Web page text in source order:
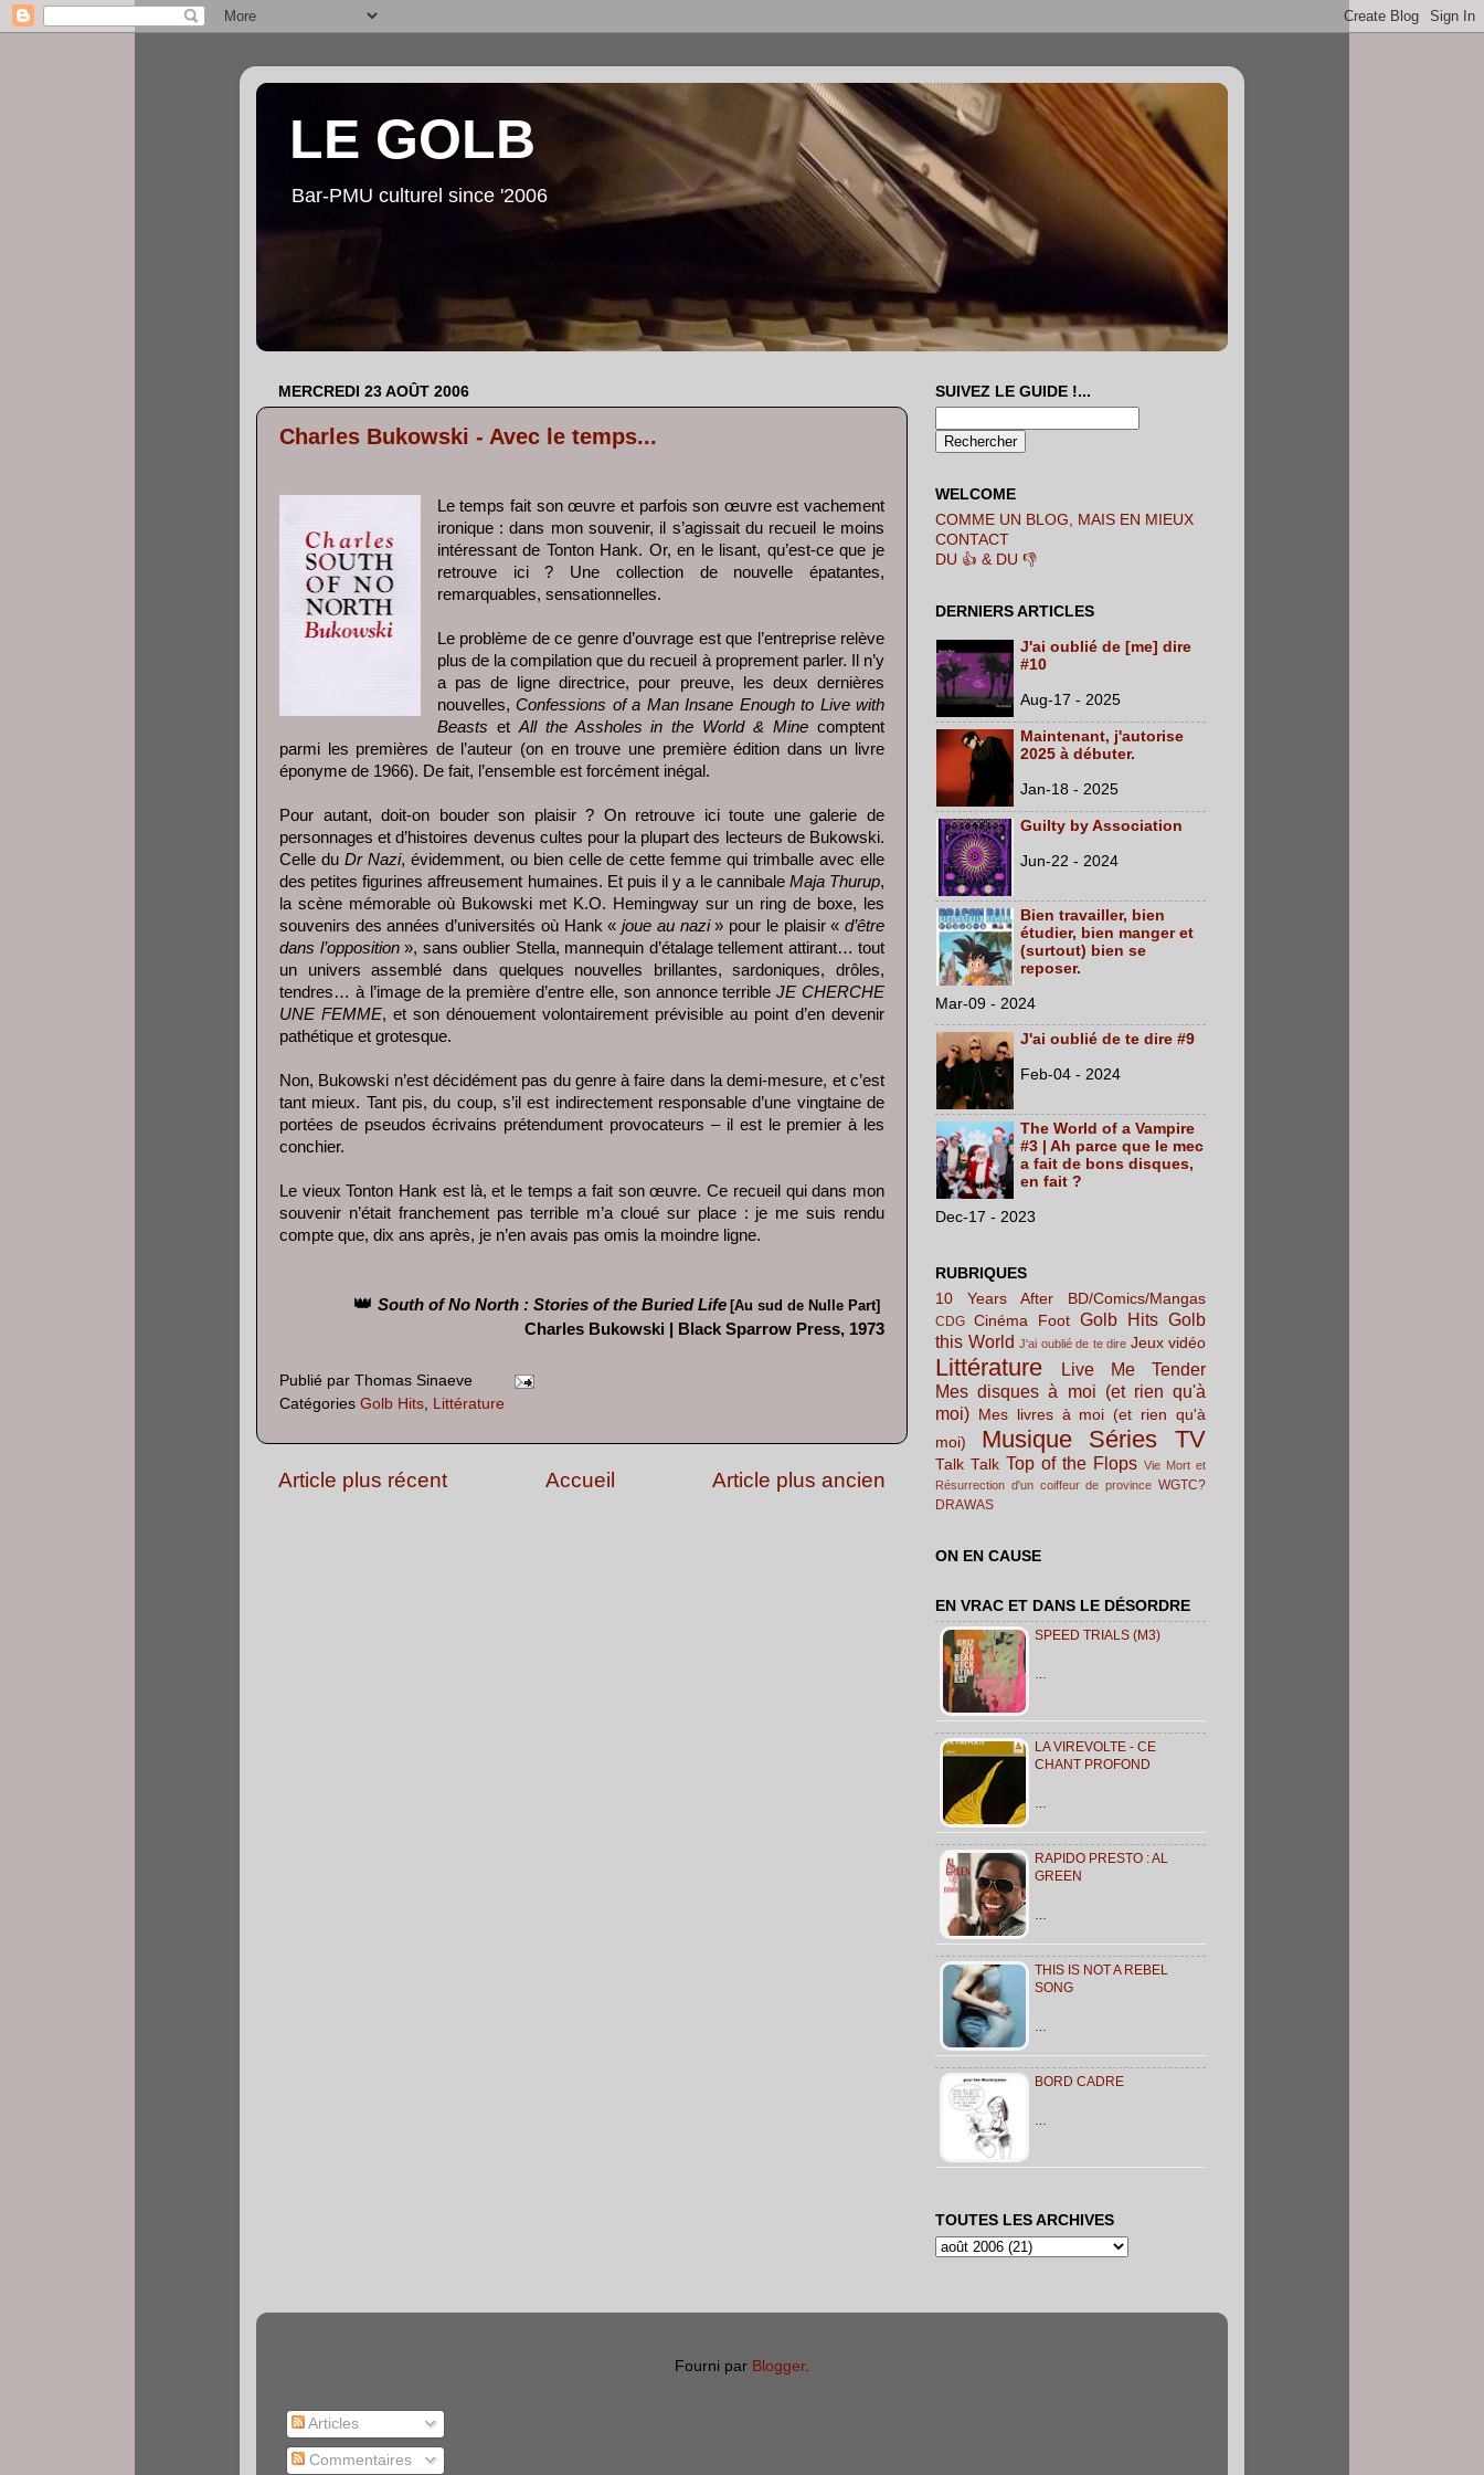
LE GOLB
Bar-PMU culturel since '2006
MERCREDI 23 AOÛT 2006
Charles Bukowski - Avec le temps...
Le temps fait son œuvre et parfois son œuvre est vachement
ironique : dans mon souvenir, il s’agissait du recueil le moins
intéressant de Tonton Hank. Or, en le lisant, qu’est-ce que je
retrouve ici ? Une collection de nouvelle épatantes,
remarquables, sensationnelles.
Le problème de ce genre d’ouvrage est que l’entreprise relève
plus de la compilation que du recueil à proprement parler. Il n’y
a pas de ligne directrice, pour preuve, les deux dernières
nouvelles,Confessions of a Man Insane Enough to Live with
Beasts et All the Assholes in the World & Mine comptent
parmi les premières de l’auteur (on en trouve une première édition dans un livre
éponyme de 1966). De fait, l’ensemble est forcément inégal.
Pour autant, doit-on bouder son plaisir ? On retrouve ici toute une galerie de
personnages et d’histoires devenus cultes pour la plupart des lecteurs de Bukowski.
Celle du Dr Nazi, évidemment, ou bien celle de cette femme qui trimballe avec elle
des petites figurines affreusement humaines. Et puis il y a le cannibale Maja Thurup,
la scène mémorable où Bukowski met K.O. Hemingway sur un ring de boxe, les
souvenirs des années d’universités où Hank « joue au nazi» pour le plaisir «d’être
dans l’opposition», sans oublier Stella, mannequin d’étalage tellement attirant… tout
un univers assemblé dans quelques nouvelles brillantes, sardoniques, drôles,
tendres… à l’image de la première d’entre elle, son annonce terribleJE CHERCHE
UNE FEMME, et son dénouement volontairement prévisible au point d’en devenir
pathétique et grotesque.
Non, Bukowski n’est décidément pas du genre à faire dans la demi-mesure, et c’est
tant mieux. Tant pis, du coup, s’il est indirectement responsable d’une vingtaine de
portées de pseudos écrivains prétendument provocateurs – il est le premier à les
conchier.
Le vieux Tonton Hank est là, et le temps a fait son œuvre. Ce recueil qui dans mon
souvenir n’était franchement pas terrible m’a cloué sur place : je me suis rendu
compte que, dix ans après, je n’en avais pas omis la moindre ligne.
👑 South of No North : Stories of the Buried Life [Au sud de Nulle Part]
Charles Bukowski | Black Sparrow Press, 1973
Publié par Thomas Sinaeve
Catégories Golb Hits, Littérature
Article plus récent Article plus ancien
Accueil
SUIVEZ LE GUIDE !...
WELCOME
COMME UN BLOG, MAIS EN MIEUX
CONTACT
DU 👍 & DU 👎
DERNIERS ARTICLES
J'ai oublié de [me] dire
#10
Aug-17 - 2025
Maintenant, j'autorise
2025 à débuter.
Jan-18 - 2025
Guilty by Association
Jun-22 - 2024
Bien travailler, bien
étudier, bien manger et
(surtout) bien se
reposer.
Mar-09 - 2024
J'ai oublié de te dire #9
Feb-04 - 2024
The World of a Vampire
#3 | Ah parce que le mec
a fait de bons disques,
en fait ?
Dec-17 - 2023
RUBRIQUES
10 Years After
BD/Comics/Mangas
CDG Cinéma Foot Golb Hits Golb
this World J'ai oublié de te dire Jeux vidéo
Littérature
Live Me Tender
Mes disques à moi (et rien qu'à
moi) Mes livres à moi (et rien qu'à
moi)
Musique Séries TV
Talk Talk Top of the Flops Vie Mort et
Résurrection d'un coiffeur de province WGTC?
DRAWAS
ON EN CAUSE
EN VRAC ET DANS LE DÉSORDRE
SPEED TRIALS (M3)
LA VIREVOLTE - CE
CHANT PROFOND
RAPIDO PRESTO : AL
GREEN
THIS IS NOT A REBEL
SONG
BORD CADRE
TOUTES LES ARCHIVES
Fourni par Blogger.
Articles
Commentaires